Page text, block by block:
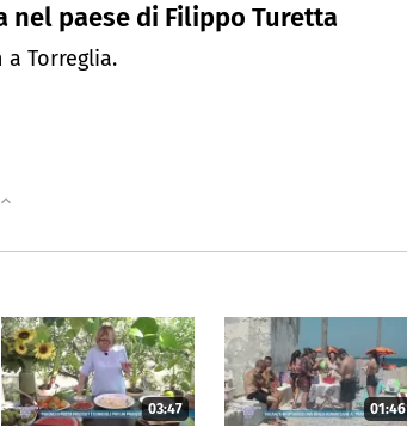
nel paese di Filippo Turetta
Torreglia.
03:47 01:46